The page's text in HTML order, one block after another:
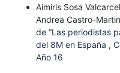
Aimiris Sosa
Andrea Castro-
de “Las periodistas
del 8M en España ,
Año 16